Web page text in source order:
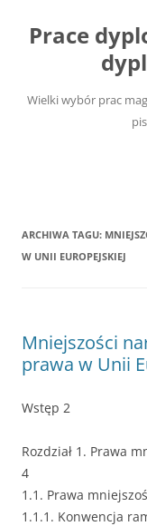
treści
Prace
Wielki wybór prac
ARCHIWA TAGU:
W UNII EUROPEJSKIEJ
Mniejszości
prawa w Unii
Wstęp 2
Rozdział 1. Prawa
4
1.1. Prawa
1.1.1. Konwencja